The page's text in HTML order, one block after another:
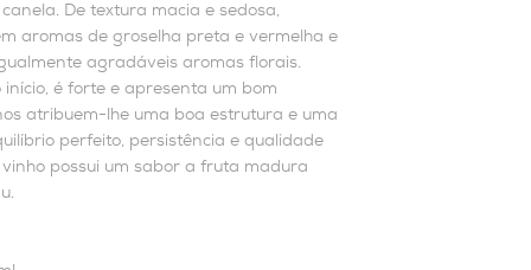
De textura macia e sedosa,
aromas de groselha preta e vermelha e
agradáveis aromas florais.
início, é forte e apresenta um bom
atribuem-lhe uma boa estrutura e uma
perfeito, persistência e qualidade
possui um sabor a fruta madura